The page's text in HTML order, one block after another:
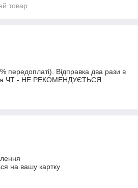
товар
Відправка два рази в
ЧТ - НЕ РЕКОМЕНДУЄТЬСЯ
на вашу картку